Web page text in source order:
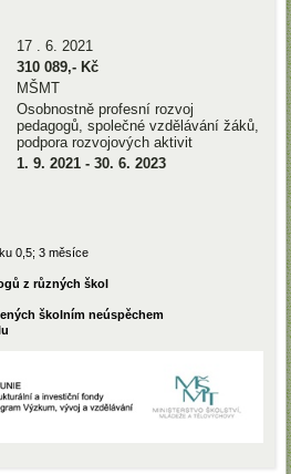
17 . 6. 2021
310 089,- Kč
MŠMT
Osobnostně profesní rozvoj
pedagogů, společné vzdělávání žáků,
podpora rozvojových aktivit
1. 9. 2021 - 30. 6. 2023
0,5; 3 měsíce
z různých škol
školním neúspěchem